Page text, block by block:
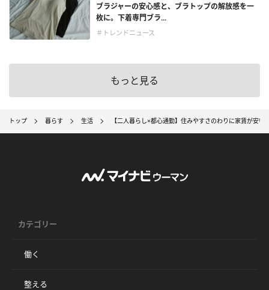
ブラジャーの安心感と、ブラトップの解放感を一
枚に。下着専門ブラ...
＃トレンドニュース
もっと見る
トップ 暮らす 生活 【二人暮らし×都心通勤】住みやすさのわりに家賃が安い
カテゴリー
働く
整える